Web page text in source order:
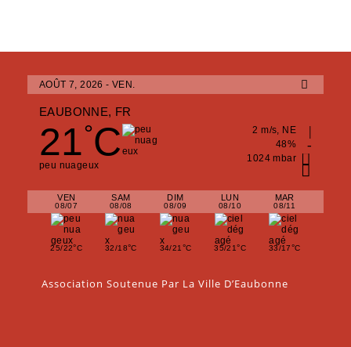
AOÛT 7, 2026 - VEN.
EAUBONNE, FR
21°C
peu nuageux
2 m/s, NE
48%
1024 mbar
VEN
08/07
SAM
08/08
DIM
08/09
LUN
08/10
MAR
08/11
25/22°C 32/18°C 34/21 °C 35/21°C 33/17°C
Association Soutenue Par La Ville D’Eaubonne